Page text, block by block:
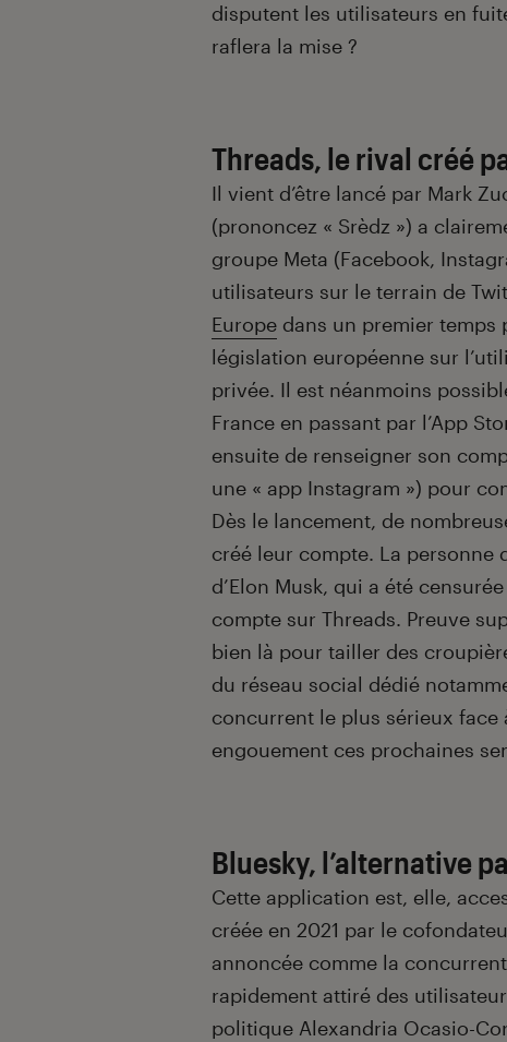
disputent les utilisateurs en
raflera la mise ?
Threads, le rival créé
Il vient d’être lancé par Mark
(prononcez « Srèdz ») a
groupe Meta (Facebook,
utilisateurs sur le terrain de
Europe dans un premier temps
législation européenne sur
privée. Il est néanmoins
France en passant par l’App
ensuite de renseigner son
une « app Instagram ») pour
Dès le lancement, de
créé leur compte. La
d’Elon Musk, qui a été
compte sur Threads. Preuve
bien là pour tailler des
du réseau social dédié
concurrent le plus sérieux face
engouement ces prochaines
Bluesky, l’alternative
Cette application est, elle,
créée en 2021 par le
annoncée comme la
rapidement attiré des
politique Alexandria Ocasio-